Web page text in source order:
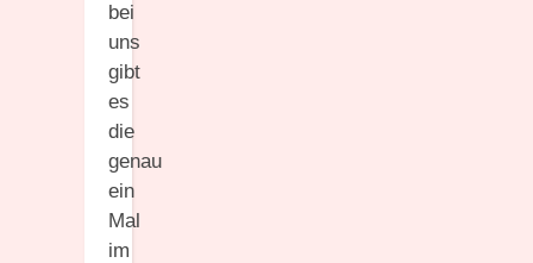
bei
uns
gibt
es
die
genau
ein
Mal
im